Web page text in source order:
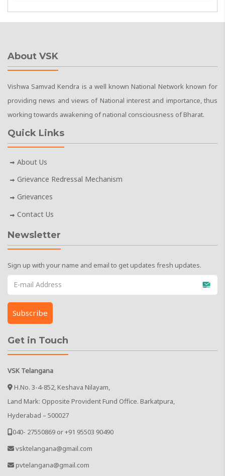
About VSK
Vishwa Samvad Kendra is a well known National Network known for
providing news and views of National interest and importance, thus
working towards awakening of national consciousness of Bharat.
Quick Links
About Us
Grievance Redressal Mechanism
Grievances
Contact Us
Newsletter
Sign up with your name and email to get updates fresh updates.
Get in Touch
VSK Telangana
H.No. 3-4-852, Keshava Nilayam,
Land Mark: Opposite Provident Fund Office. Barkatpura,
Hyderabad – 500027
040- 27550869 or +91 95503 90490
vsktelangana@gmail.com
pvtelangana@gmail.com